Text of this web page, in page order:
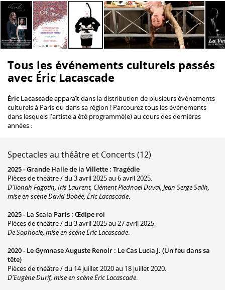
Tous les événements culturels passés
avec Éric Lacascade
Éric Lacascadeapparaît dans la distribution de plusieurs événements
culturels à Paris ou dans sa région ! Parcourez tous les événements
dans lesquels l'artiste a été programmé(e) au cours des dernières
années :
Spectacles au théâtre et Concerts (12)
2025 -Grande Halle de la Villette : Tragédie
Pièces de théâtre / du 3 avril 2025 au 6 avril 2025.
D'Ilonah Fagotin, Iris Laurent, Clément Piednoel Duval, Jean Serge Sallh,
mise en scène David Bobée, Éric Lacascade.
2025 - La Scala Paris : Œdipe roi
Pièces de théâtre / du 3 avril 2025 au 27 avril 2025.
De Sophocle, mise en scène Éric Lacascade.
2020 - Le Gymnase Auguste Renoir : Le Cas Lucia J. (Un feu dans sa
tête)
Pièces de théâtre / du 14 juillet 2020 au 18 juillet 2020.
D'Eugène Durif, mise en scène Éric Lacascade.